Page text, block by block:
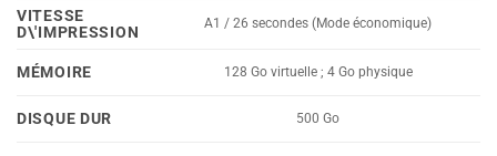
VITESSE
D\'IMPRESSION
A1 / 26 secondes (Mode économique)
MÉMOIRE 128 Go virtuelle ; 4 Go physique
DISQUE DUR 500 Go